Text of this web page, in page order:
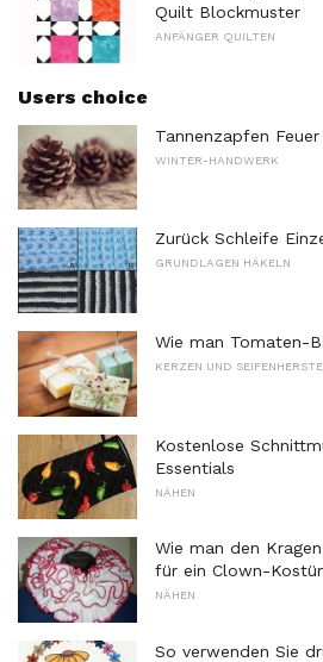
Quilt Blockmuster
ANFÄNGER QUILTEN
Users choice
Tannenzapfen
WINTER-HANDWERK
Zurück Schleife
GRUNDLAGEN HÄKELN
Wie man Tomaten-
KERZEN UND
Kostenlose
Essentials
NÄHEN
Wie man den
für ein Clown-
NÄHEN
So verwenden Sie